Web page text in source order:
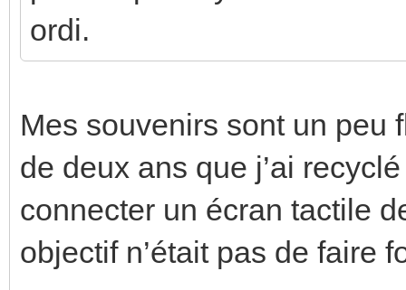
ordi.
Mes souvenirs sont un peu
de deux ans que j’ai
connecter un écran tactile
objectif n’était pas de faire